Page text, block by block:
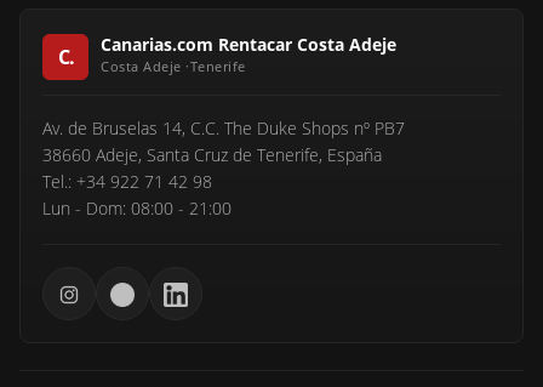
Canarias.com Rentacar Costa Adeje
Av. de Bruselas 14, C.C. The Duke Shops nº PB7
38660 Adeje, Santa Cruz de Tenerife, España
Tel.: +34 922 71 42 98
Lun - Dom: 08:00 - 21:00